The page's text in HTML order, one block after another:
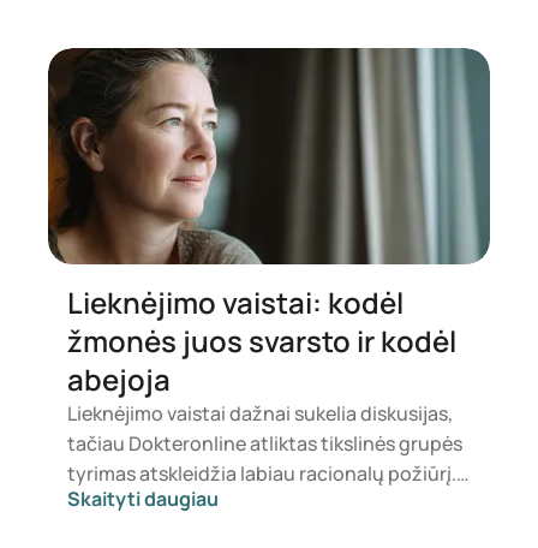
medžiagų apykaitą ir kiaušidžių veiklą.
Lieknėjimo vaistai: kodėl
žmonės juos svarsto ir kodėl
abejoja
Lieknėjimo vaistai dažnai sukelia diskusijas,
tačiau Dokteronline atliktas tikslinės grupės
tyrimas atskleidžia labiau racionalų požiūrį.
Žmonės siekia ne tik sumažinti svorį, bet ir
Skaityti daugiau